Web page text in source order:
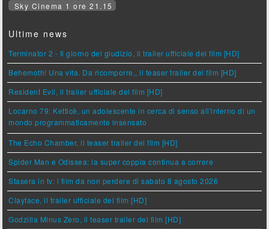
Sky Cinema 1 ore 21.15
Ultime news
Terminator 2 - Il giorno del giudizio, il trailer ufficiale del film [HD]
Behemoth! Una vita. Da ricomporre., il teaser trailer del film [HD]
Resident Evil, il trailer ufficiale del film [HD]
Locarno 79: Ketticè, un adolescente in cerca di senso all'interno di un
mondo programmaticamente insensato
The Echo Chamber, il teaser trailer del film [HD]
Spider Man e Odissea: la super coppia continua a correre
Stasera in tv: i film da non perdere di sabato 8 agosto 2026
Clayface, il trailer ufficiale del film [HD]
Godzilla Minus Zero, il teaser trailer del film [HD]